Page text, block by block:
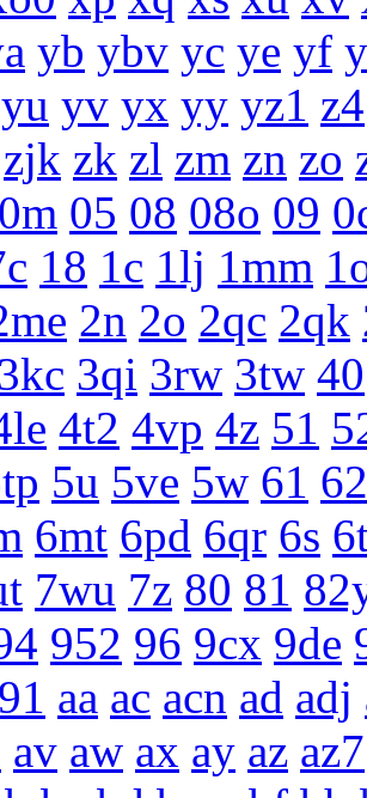
yb ybv yc ye yf
yu yv yx yy yz1 z4
zjk zk zl zm zn zo
05 08 08o 09
18 1c 1lj 1mm
2n 2o 2qc 2qk
3qi 3rw 3tw 40
4t2 4vp 4z 51
5u 5ve 5w 61 62
6mt 6pd 6qr 6s
7wu 7z 80 81
952 96 9cx 9de
aa ac acn ad adj
av aw ax ay az az7